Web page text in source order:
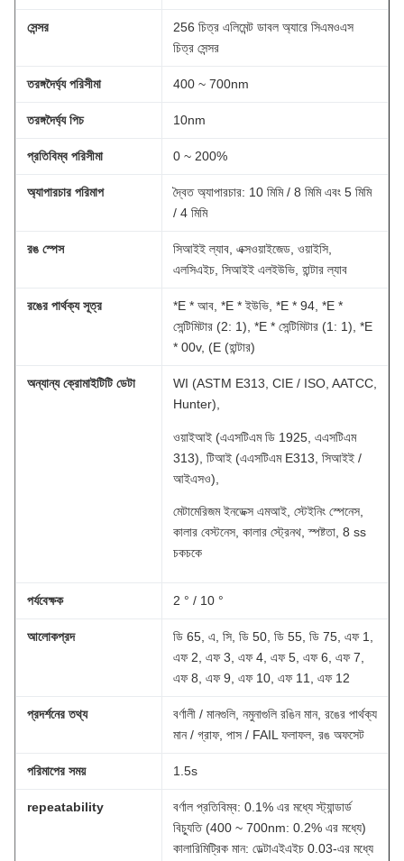
সেন্সর
256 চিত্র এলিমেন্ট ডাবল অ্যারে সিএমওএস
চিত্র সেন্সর
তরঙ্গদৈর্ঘ্য পরিসীমা 400 ~ 700nm
তরঙ্গদৈর্ঘ্য পিচ 10nm
প্রতিবিম্ব পরিসীমা 0 ~ 200%
অ্যাপারচার পরিমাপ
দ্বৈত অ্যাপারচার: 10 মিমি / 8 মিমি এবং 5 মিমি
/ 4 মিমি
রঙ স্পেস
সিআইই ল্যাব, এক্সওয়াইজেড, ওয়াইসি,
এলসিএইচ, সিআইই এলইউভি, হান্টার ল্যাব
রঙের পার্থক্য সূত্র
*E * আব, *E * ইউভি, *E * 94, *E *
সেন্টিমিটার (2: 1), *E * সেন্টিমিটার (1: 1), *E
* 00v, (E (হান্টার)
অন্যান্য ক্রোমাইটিটি ডেটা
WI (ASTM E313, CIE / ISO, AATCC,
Hunter),
ওয়াইআই (এএসটিএম ডি 1925, এএসটিএম
313), টিআই (এএসটিএম E313, সিআইই /
আইএসও),
মেটামেরিজম ইনডেক্স এমআই, স্টেইনিং স্পেনেস,
কালার বেস্টনেস, কালার স্ট্রেনথ, স্পষ্টতা, 8 ss
চকচকে
পর্যবেক্ষক 2 ° / 10 °
আলোকপ্রদ
ডি 65, এ, সি, ডি 50, ডি 55, ডি 75, এফ 1,
এফ 2, এফ 3, এফ 4, এফ 5, এফ 6, এফ 7,
এফ 8, এফ 9, এফ 10, এফ 11, এফ 12
প্রদর্শনের তথ্য
বর্ণালী / মানগুলি, নমুনাগুলি রঙিন মান, রঙের পার্থক্য
মান / গ্রাফ, পাস / FAIL ফলাফল, রঙ অফসেট
পরিমাপের সময় 1.5s
repeatability
বর্ণাল প্রতিবিম্ব: 0.1% এর মধ্যে স্ট্যান্ডার্ড
বিচ্যুতি (400 ~ 700nm: 0.2% এর মধ্যে)
কালারিমিট্রিক মান: ডেল্টাএইএইচ 0.03-এর মধ্যে